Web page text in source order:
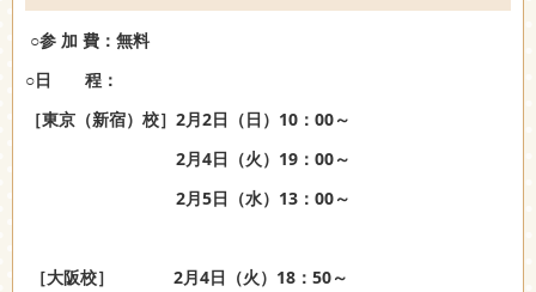
○参 加 費：無料
○日 程：
［東京（新宿）校］2月2日（日）10：00～
2月4日（火）19：00～
2月5日（水）13：00～
［大阪校］ 2月4日（火）18：50～